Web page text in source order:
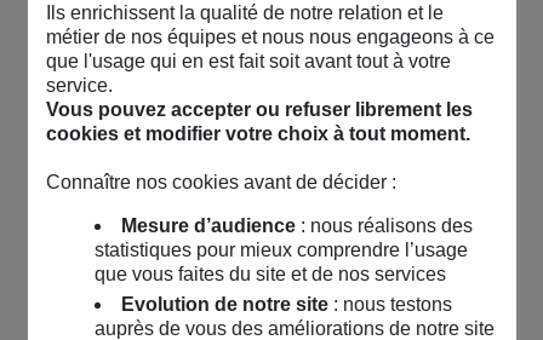
Ils enrichissent la qualité de notre relation et le
métier de nos équipes et nous nous engageons à ce
que l'usage qui en est fait soit avant tout à votre
service.
Vous pouvez accepter ou refuser librement les
cookies et modifier votre choix à tout moment.
Connaître nos cookies avant de décider :
Mesure d’audience: nous réalisons des
statistiques pour mieux comprendre l’usage
que vous faites du site et de nos services
Evolution de notre site: nous testons
auprès de vous des améliorations de notre site